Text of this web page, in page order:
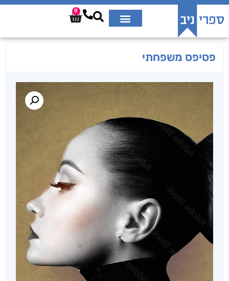
0
פסיפס משפחתי